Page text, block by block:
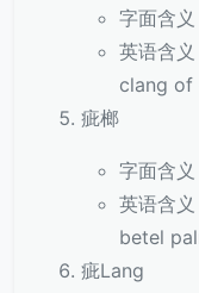
字面含
英语含
clang of
疵榔
字面含
英语含
betel
疵Lang